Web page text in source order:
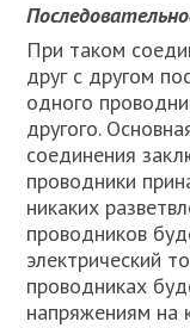
При таком
друг с другом
одного
другого.
соединения
проводники
никаких
проводников
электрический
проводниках
напряжениям на